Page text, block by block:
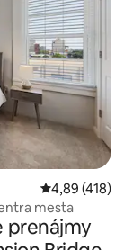
Priemerné
4,89 (418)
mesta
prenájmy